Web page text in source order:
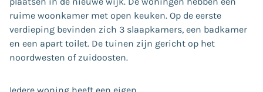
ruime woonkamer met open keuken. Op de eerste
verdieping bevinden zich 3 slaapkamers, een badkamer
en een apart toilet. De tuinen zijn gericht op het
noordwesten of zuidoosten.